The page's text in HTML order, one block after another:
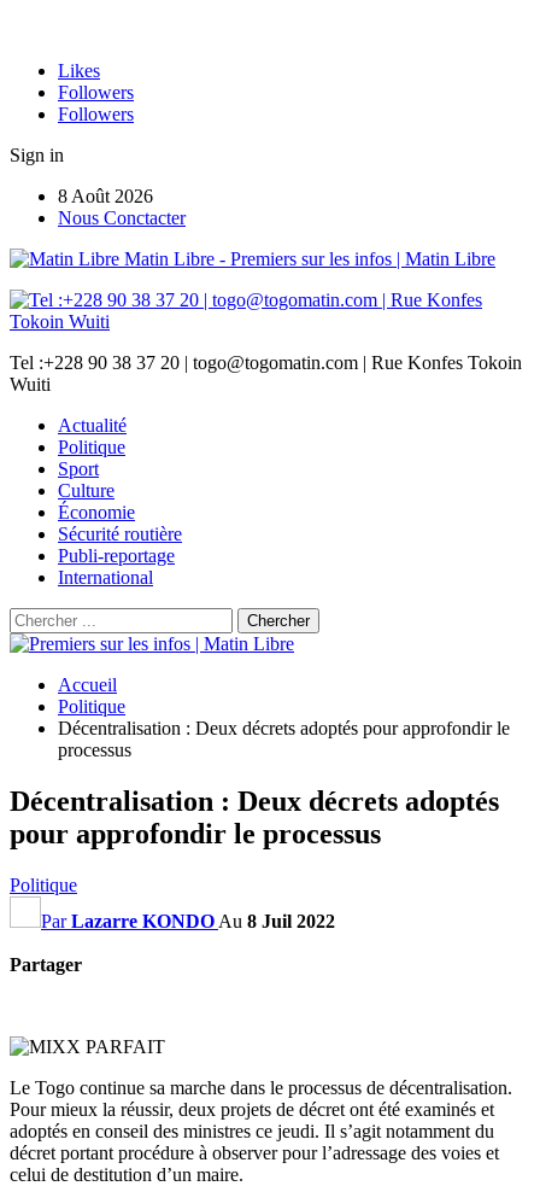
Likes
Followers
Followers
Sign in
8 Août 2026
Nous Conctacter
Matin Libre - Premiers sur les infos | Matin Libre
Tel :+228 90 38 37 20 | togo@togomatin.com | Rue Konfes Tokoin
Wuiti
Actualité
Politique
Sport
Culture
Économie
Sécurité routière
Publi-reportage
International
Accueil
Politique
Décentralisation : Deux décrets adoptés pour approfondir le
processus
Décentralisation : Deux décrets adoptés
pour approfondir le processus
Politique
ParLazarre KONDO Au 8 Juil 2022
Partager
Le Togo continue sa marche dans le processus de décentralisation.
Pour mieux la réussir, deux projets de décret ont été examinés et
adoptés en conseil des ministres ce jeudi. Il s’agit notamment du
décret portant procédure à observer pour l’adressage des voies et
celui de destitution d’un maire.